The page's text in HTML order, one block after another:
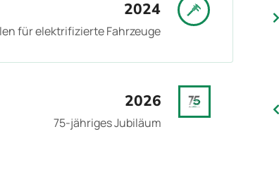
2024
für elektrifizierte Fahrzeuge
2026
75-jähriges Jubiläum